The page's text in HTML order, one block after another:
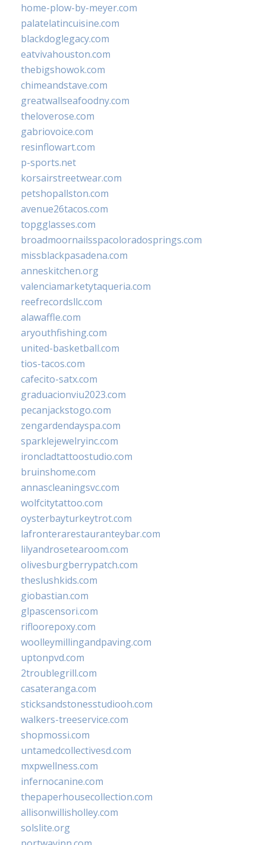
home-plow-by-meyer.com
palatelatincuisine.com
blackdoglegacy.com
eatvivahouston.com
thebigshowok.com
chimeandstave.com
greatwallseafoodny.com
theloverose.com
gabriovoice.com
resinflowart.com
p-sports.net
korsairstreetwear.com
petshopallston.com
avenue26tacos.com
topgglasses.com
broadmoornailsspacoloradosprings.com
missblackpasadena.com
anneskitchen.org
valenciamarketytaqueria.com
reefrecordsllc.com
alawaffle.com
aryouthfishing.com
united-basketball.com
tios-tacos.com
cafecito-satx.com
graduacionviu2023.com
pecanjackstogo.com
zengardendayspa.com
sparklejewelryinc.com
ironcladtattoostudio.com
bruinshome.com
annascleaningsvc.com
wolfcitytattoo.com
oysterbayturkeytrot.com
lafronterarestauranteybar.com
lilyandrosetearoom.com
olivesburgberrypatch.com
theslushkids.com
giobastian.com
glpascensori.com
rifloorepoxy.com
woolleymillingandpaving.com
uptonpvd.com
2troublegrill.com
casateranga.com
sticksandstonesstudiooh.com
walkers-treeservice.com
shopmossi.com
untamedcollectivesd.com
mxpwellness.com
infernocanine.com
thepaperhousecollection.com
allisonwillisholley.com
solslite.org